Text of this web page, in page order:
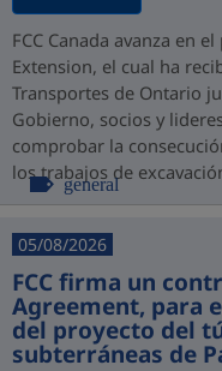
FCC Canada avanza en
Extension, el cual ha
Transportes de Ontario
Gobierno, socios y
comprobar la
los trabajos de
general
05/08/2026
FCC firma un
Agreement, para
del proyecto del
subterráneas de